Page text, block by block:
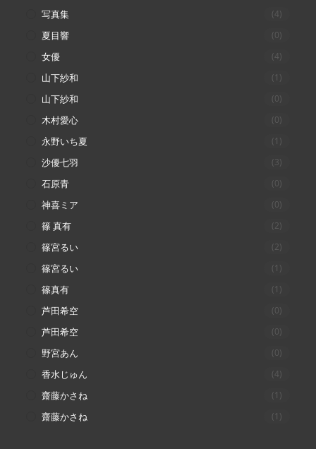
写真集 (4)
夏目響 (0)
女優 (4)
山下紗和 (1)
山下紗和 (0)
木村愛心 (0)
永野いち夏 (1)
沙優七羽 (3)
石原青 (0)
神喜ミア (0)
篠 真有 (2)
篠宮るい (2)
篠宮るい (1)
篠真有 (1)
芦田希空 (0)
芦田希空 (0)
野宮あん (0)
香水じゅん (4)
齋藤かさね (1)
齋藤かさね (1)